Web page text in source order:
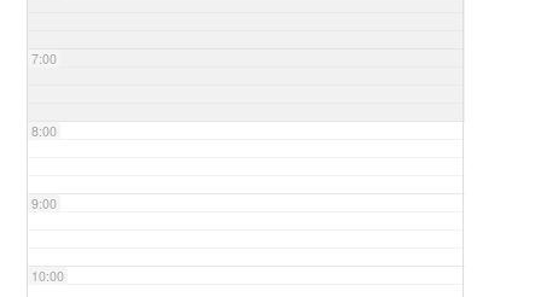
7:00
8:00
9:00
10:00